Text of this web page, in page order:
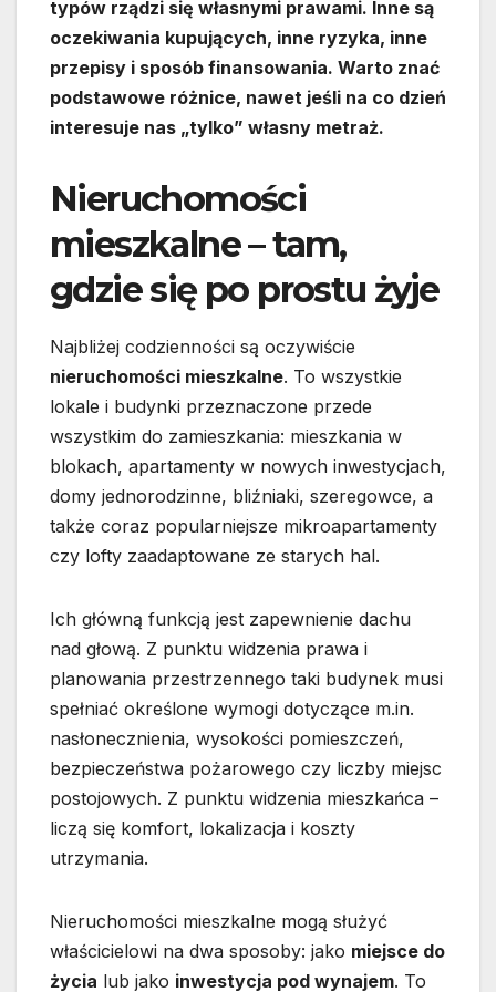
typów rządzi się własnymi prawami. Inne są
oczekiwania kupujących, inne ryzyka, inne
przepisy i sposób finansowania. Warto znać
podstawowe różnice, nawet jeśli na co dzień
interesuje nas „tylko” własny metraż.
Nieruchomości
mieszkalne – tam,
gdzie się po prostu żyje
Najbliżej codzienności są oczywiście
nieruchomości mieszkalne. To wszystkie
lokale i budynki przeznaczone przede
wszystkim do zamieszkania: mieszkania w
blokach, apartamenty w nowych inwestycjach,
domy jednorodzinne, bliźniaki, szeregowce, a
także coraz popularniejsze mikroapartamenty
czy lofty zaadaptowane ze starych hal.
Ich główną funkcją jest zapewnienie dachu
nad głową. Z punktu widzenia prawa i
planowania przestrzennego taki budynek musi
spełniać określone wymogi dotyczące m.in.
nasłonecznienia, wysokości pomieszczeń,
bezpieczeństwa pożarowego czy liczby miejsc
postojowych. Z punktu widzenia mieszkańca –
liczą się komfort, lokalizacja i koszty
utrzymania.
Nieruchomości mieszkalne mogą służyć
właścicielowi na dwa sposoby: jako miejsce do
życia lub jako inwestycja pod wynajem. To